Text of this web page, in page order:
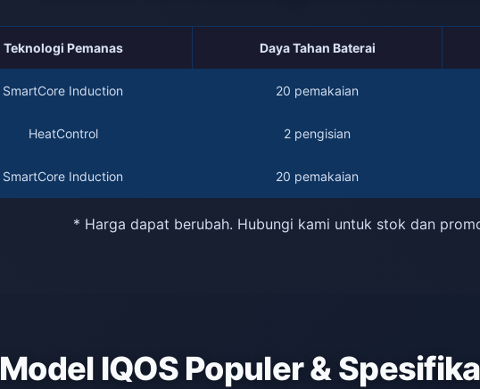
Teknologi Pemanas Daya Tahan Baterai
SmartCore Induction 20 pemakaian
HeatControl 2 pengisian
SmartCore Induction 20 pemakaian
* Harga dapat berubah. Hubungi kami untuk stok dan
Model IQOS Populer &